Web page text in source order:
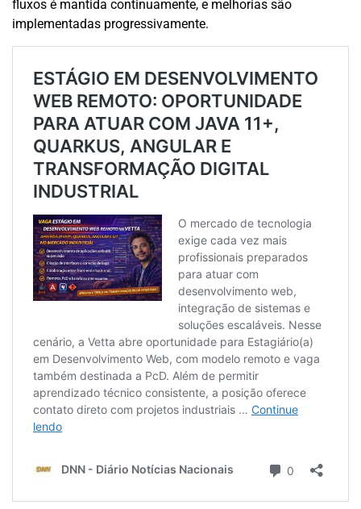
fluxos é mantida continuamente, e melhorias são
implementadas progressivamente.